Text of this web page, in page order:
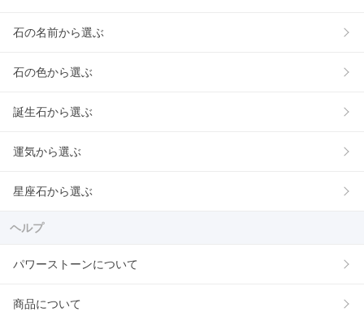
石の名前から選ぶ
石の色から選ぶ
誕生石から選ぶ
運気から選ぶ
星座石から選ぶ
ヘルプ
パワーストーンについて
商品について